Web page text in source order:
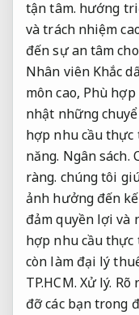
tận tâm. hướng
và trách nhiệm
đến sự an tâm
Nhân viên Khắc
môn cao, Phù hợp
nhật những
hợp nhu cầu thực
năng. Ngân sách.
ràng. chúng tôi
ảnh hưởng đến
đảm quyền lợi và
hợp nhu cầu thực
còn làm đại lý
TP.HCM. Xử lý. Rõ
đỡ các bạn trong